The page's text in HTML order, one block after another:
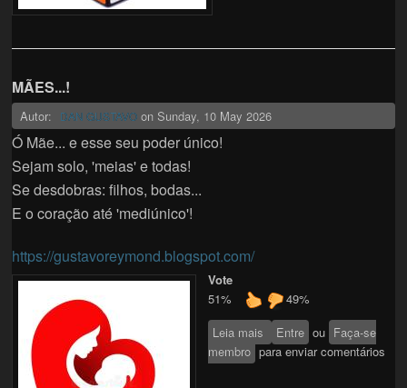
MÃES...!
Autor: DAN GUSTAVO on Sunday, 10 May 2026
Ó Mãe... e esse seu poder único!
Sejam solo, 'meias' e todas!
Se desdobras: filhos, bodas...
E o coração até 'mediúnico'!
https://gustavoreymond.blogspot.com/
Vote
51%
49%
Leia mais sobre MÃES...!
Entre ou Faça-se
membro para enviar comentários